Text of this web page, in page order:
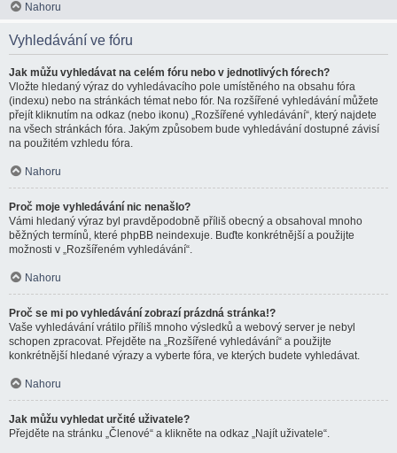
Nahoru
Vyhledávání ve fóru
Jak můžu vyhledávat na celém fóru nebo v jednotlivých fórech?
Vložte hledaný výraz do vyhledávacího pole umístěného na obsahu fóra
(indexu) nebo na stránkách témat nebo fór. Na rozšířené vyhledávání můžete
přejít kliknutím na odkaz (nebo ikonu) „Rozšířené vyhledávání“, který najdete
na všech stránkách fóra. Jakým způsobem bude vyhledávání dostupné závisí
na použitém vzhledu fóra.
Nahoru
Proč moje vyhledávání nic nenašlo?
Vámi hledaný výraz byl pravděpodobně příliš obecný a obsahoval mnoho
běžných termínů, které phpBB neindexuje. Buďte konkrétnější a použijte
možnosti v „Rozšířeném vyhledávání“.
Nahoru
Proč se mi po vyhledávání zobrazí prázdná stránka!?
Vaše vyhledávání vrátilo příliš mnoho výsledků a webový server je nebyl
schopen zpracovat. Přejděte na „Rozšířené vyhledávání“ a použijte
konkrétnější hledané výrazy a vyberte fóra, ve kterých budete vyhledávat.
Nahoru
Jak můžu vyhledat určité uživatele?
Přejděte na stránku „Členové“ a klikněte na odkaz „Najít uživatele“.